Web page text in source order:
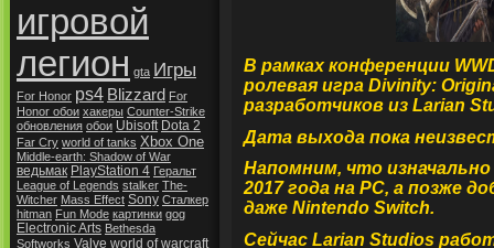
игровой
легион gta Игры
For Honor ps4 Blizzard For
Honor обои хакеры Counter-Strike
обновления обои Ubisoft Dota 2
Far Cry world of tanks Xbox One
Middle-earth: Shadow of War
ведьмак PlayStation 4 Геральт
League of Legends stalker The-
Witcher Mass Effect Sony Сталкер
hitman Fun Mode картинки gog
Electronic Arts Bethesda
Softworks Valve world of warcraft
В рамках конференции
ролевая игра Divinity:
разработчиков из Larian
Дата выхода пока
Напомним, что
2017 года на PC, а позже
даже Nintendo Switch.
Сейчас Larian Studios